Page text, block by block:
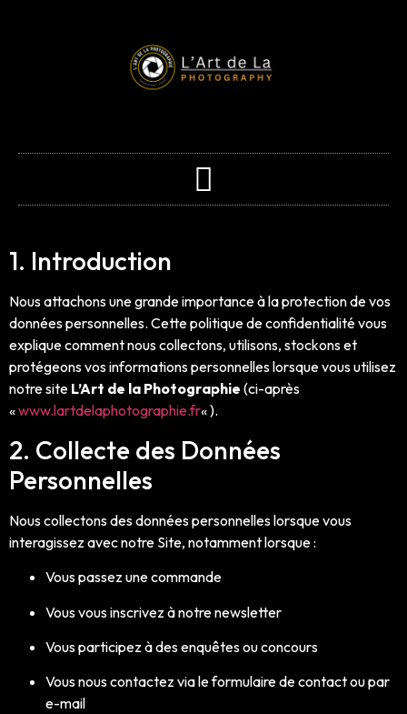
1. Introduction
Nous attachons une grande importance à la protection de vos
données personnelles. Cette politique de confidentialité vous
explique comment nous collectons, utilisons, stockons et
protégeons vos informations personnelles lorsque vous utilisez
notre site L’Art de la Photographie (ci-après
«www.lartdelaphotographie.fr« ).
2. Collecte des Données
Personnelles
Nous collectons des données personnelles lorsque vous
interagissez avec notre Site, notamment lorsque :
Vous passez une commande
Vous vous inscrivez à notre newsletter
Vous participez à des enquêtes ou concours
Vous nous contactez via le formulaire de contact ou par
e-mail